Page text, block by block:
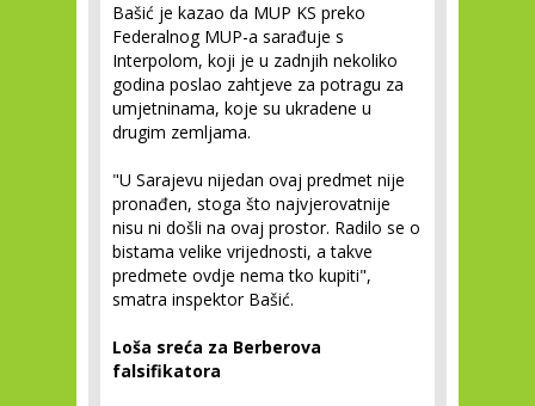
Bašić je kazao da MUP KS preko
Federalnog MUP-a sarađuje s
Interpolom, koji je u zadnjih nekoliko
godina poslao zahtjeve za potragu za
umjetninama, koje su ukradene u
drugim zemljama.
"U Sarajevu nijedan ovaj predmet nije
pronađen, stoga što najvjerovatnije
nisu ni došli na ovaj prostor. Radilo se o
bistama velike vrijednosti, a takve
predmete ovdje nema tko kupiti",
smatra inspektor Bašić.
Loša sreća za Berberova
falsifikatora